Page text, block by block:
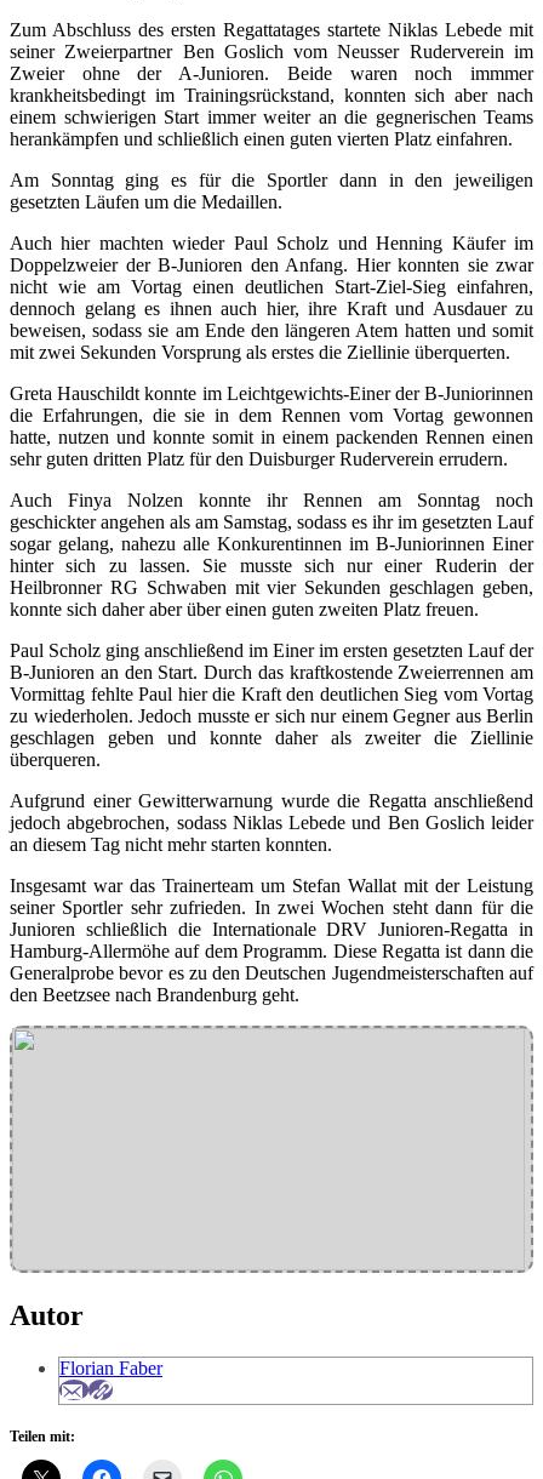
Zum Abschluss des ersten Regattatages startete Niklas Lebede mit
seiner Zweierpartner Ben Goslich vom Neusser Ruderverein im
Zweier ohne der A-Junioren. Beide waren noch immmer
krankheitsbedingt im Trainingsrückstand, konnten sich aber nach
einem schwierigen Start immer weiter an die gegnerischen Teams
herankämpfen und schließlich einen guten vierten Platz einfahren.
Am Sonntag ging es für die Sportler dann in den jeweiligen
gesetzten Läufen um die Medaillen.
Auch hier machten wieder Paul Scholz und Henning Käufer im
Doppelzweier der B-Junioren den Anfang. Hier konnten sie zwar
nicht wie am Vortag einen deutlichen Start-Ziel-Sieg einfahren,
dennoch gelang es ihnen auch hier, ihre Kraft und Ausdauer zu
beweisen, sodass sie am Ende den längeren Atem hatten und somit
mit zwei Sekunden Vorsprung als erstes die Ziellinie überquerten.
Greta Hauschildt konnte im Leichtgewichts-Einer der B-Juniorinnen
die Erfahrungen, die sie in dem Rennen vom Vortag gewonnen
hatte, nutzen und konnte somit in einem packenden Rennen einen
sehr guten dritten Platz für den Duisburger Ruderverein errudern.
Auch Finya Nolzen konnte ihr Rennen am Sonntag noch
geschickter angehen als am Samstag, sodass es ihr im gesetzten Lauf
sogar gelang, nahezu alle Konkurentinnen im B-Juniorinnen Einer
hinter sich zu lassen. Sie musste sich nur einer Ruderin der
Heilbronner RG Schwaben mit vier Sekunden geschlagen geben,
konnte sich daher aber über einen guten zweiten Platz freuen.
Paul Scholz ging anschließend im Einer im ersten gesetzten Lauf der
B-Junioren an den Start. Durch das kraftkostende Zweierrennen am
Vormittag fehlte Paul hier die Kraft den deutlichen Sieg vom Vortag
zu wiederholen. Jedoch musste er sich nur einem Gegner aus Berlin
geschlagen geben und konnte daher als zweiter die Ziellinie
überqueren.
Aufgrund einer Gewitterwarnung wurde die Regatta anschließend
jedoch abgebrochen, sodass Niklas Lebede und Ben Goslich leider
an diesem Tag nicht mehr starten konnten.
Insgesamt war das Trainerteam um Stefan Wallat mit der Leistung
seiner Sportler sehr zufrieden. In zwei Wochen steht dann für die
Junioren schließlich die Internationale DRV Junioren-Regatta in
Hamburg-Allermöhe auf dem Programm. Diese Regatta ist dann die
Generalprobe bevor es zu den Deutschen Jugendmeisterschaften auf
den Beetzsee nach Brandenburg geht.
Autor
Florian Faber
Teilen mit: